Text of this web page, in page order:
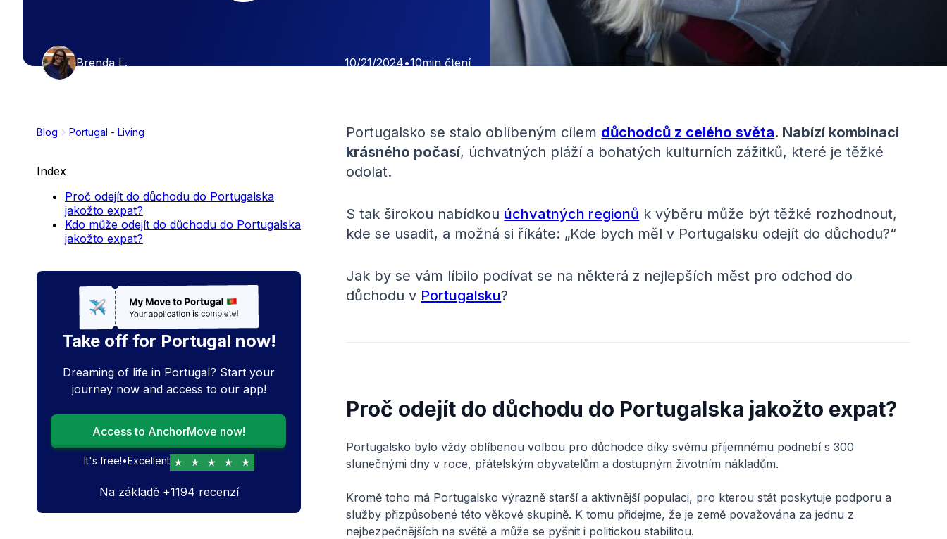
Brenda L. 10/21/2024•10min čtení
Blog Portugal - Living
Index
Proč odejít do důchodu do Portugalska
jakožto expat?
Kdo může odejít do důchodu do Portugalska
jakožto expat?
Take off for Portugal now!
Dreaming of life in Portugal? Start your
journey now and access to our app!
Access to AnchorMove now!
It's free!•Excellent
Na základě+1194 recenzí
Portugalsko se stalo oblíbeným cílem důchodců z celého světa. Nabízí kombinaci
krásného počasí, úchvatných pláží a bohatých kulturních zážitků, které je těžké
odolat.
S tak širokou nabídkou úchvatných regionů k výběru může být těžké rozhodnout,
kde se usadit, a možná si říkáte: „Kde bych měl v Portugalsku odejít do důchodu?“
Jak by se vám líbilo podívat se na některá z nejlepších měst pro odchod do
důchodu v Portugalsku?
Proč odejít do důchodu do Portugalska jakožto expat?
Portugalsko bylo vždy oblíbenou volbou pro důchodce díky svému příjemnému podnebí s 300
slunečnými dny v roce, přátelským obyvatelům a dostupným životním nákladům.
Kromě toho má Portugalsko výrazně starší a aktivnější populaci, pro kterou stát poskytuje podporu a
služby přizpůsobené této věkové skupině. K tomu přidejme, že je země považována za jednu z
nejbezpečnějších na světě a může se pyšnit i politickou stabilitou.